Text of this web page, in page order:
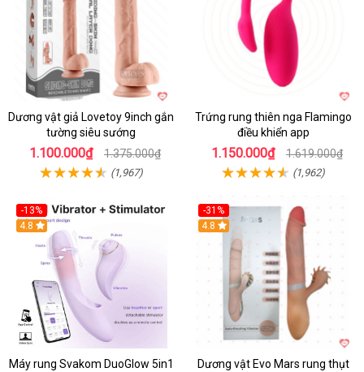
Dương vật giả Lovetoy 9inch gắn
tường siêu sướng
1.100.000₫ 1.375.000₫
(1,967)
Trứng rung thiên nga Flamingo
điều khiển app
1.150.000₫ 1.619.000₫
(1,962)
-13%
4.8
Máy rung Svakom DuoGlow 5in1
-31%
4.8
Dương vật Evo Mars rung thụt